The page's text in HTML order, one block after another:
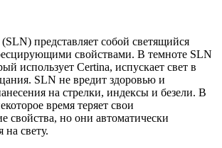
представляет собой cветящийся
свойствами. В темноте SLN
использует Certina, испускает свет в
SLN не вредит здоровью и
на стрелки, индексы и безели. В
время теряет свои
свойства, но они автоматически
на свету.